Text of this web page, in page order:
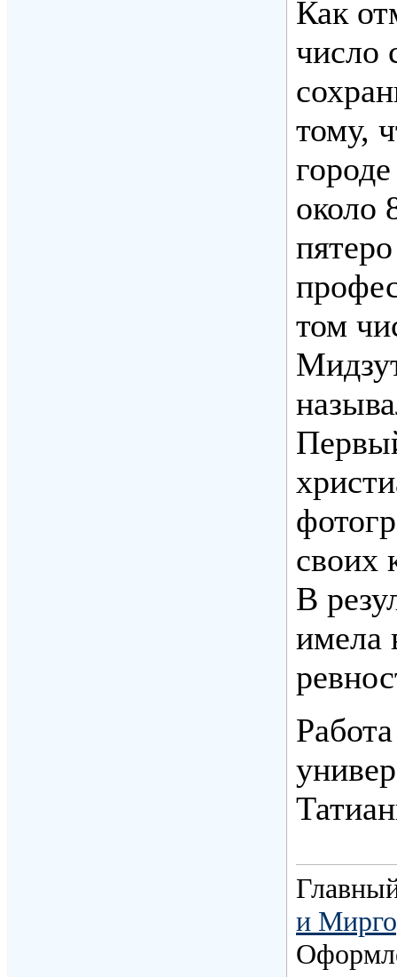
Как
число
тому,
около
том
своих
В
имела
и